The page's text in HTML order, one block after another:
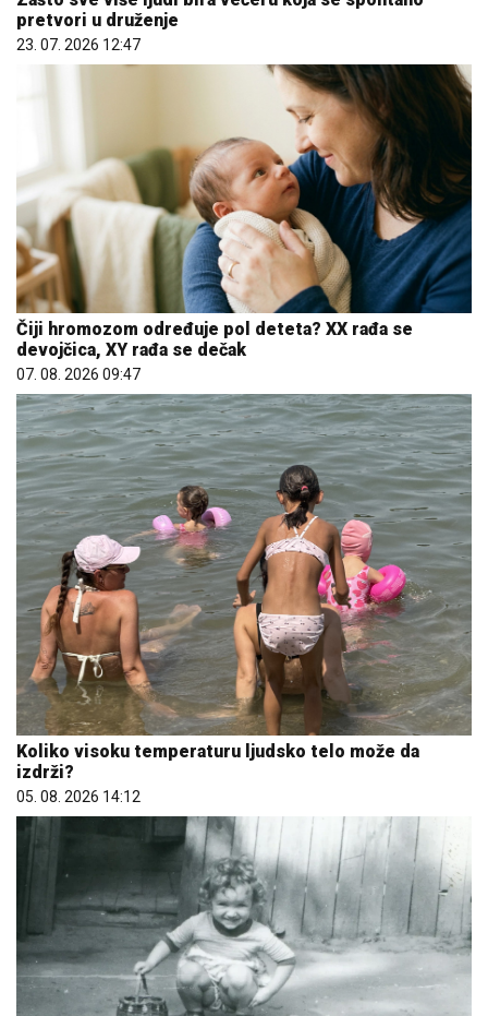
pretvori u druženje
23. 07. 2026 12:47
Čiji hromozom određuje pol deteta? XX rađa se
devojčica, XY rađa se dečak
07. 08. 2026 09:47
Koliko visoku temperaturu ljudsko telo može da
izdrži?
05. 08. 2026 14:12